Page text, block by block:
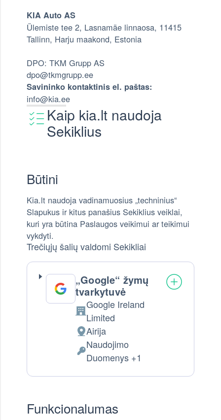
KIA Auto AS
Ülemiste tee 2, Lasnamäe linnaosa, 11415
Tallinn, Harju maakond, Estonia
DPO: TKM Grupp AS
dpo@tkmgrupp.ee
Savininko kontaktinis el. paštas:
info@kia.ee
Kaip kia.lt naudoja
Sekiklius
Būtini
Kia.lt naudoja vadinamuosius „techninius“
Slapukus ir kitus panašius Sekiklius veiklai,
kuri yra būtina Paslaugos veikimui ar teikimui
vykdyti.
Trečiųjų šalių valdomi Sekikliai
„Google“ žymų
tvarkytuvė
Company:
Google Ireland
Limited
Tvarkymo vieta:
Airija
Tvarkomi Asmens Duomenys:
Naudojimo
Duomenys +1
Funkcionalumas